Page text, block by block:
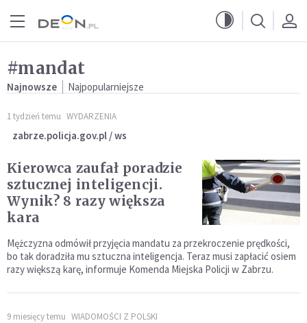
#mandat
Najnowsze Najpopularniejsze
1 tydzień temu WYDARZENIA
zabrze.policja.gov.pl / ws
Kierowca zaufał poradzie
sztucznej inteligencji.
Wynik? 8 razy większa
kara
Mężczyzna odmówił przyjęcia mandatu za przekroczenie prędkości,
bo tak doradziła mu sztuczna inteligencja. Teraz musi zapłacić osiem
razy większą karę, informuje Komenda Miejska Policji w Zabrzu.
9 miesięcy temu WIADOMOŚCI Z POLSKI